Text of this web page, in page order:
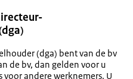
(dga) bent van de bv
de bv, dan gelden voor u
andere werknemers. U